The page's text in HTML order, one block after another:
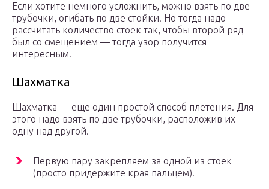
Если хотите немного усложнить, можно взять по две
трубочки, огибать по две стойки. Но тогда надо
рассчитать количество стоек так, чтобы второй ряд
был со смещением — тогда узор получится
интересным.
Шахматка
Шахматка — еще один простой способ плетения. Для
этого надо взять по две трубочки, расположив их
одну над другой.
Первую пару закрепляем за одной из стоек
(просто придержите края пальцем).